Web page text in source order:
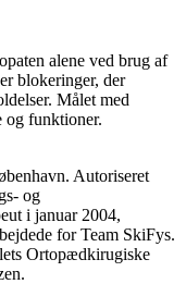
alene ved brug af
blokeringer, der
Målet med
og funktioner.
Autoriseret
og
i januar 2004,
for Team SkiFys.
Ortopædkirugiske